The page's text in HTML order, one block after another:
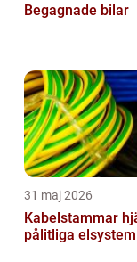
Begagnade bilar
31 maj 2026
Kabelstammar hjärtat i
pålitliga elsystem